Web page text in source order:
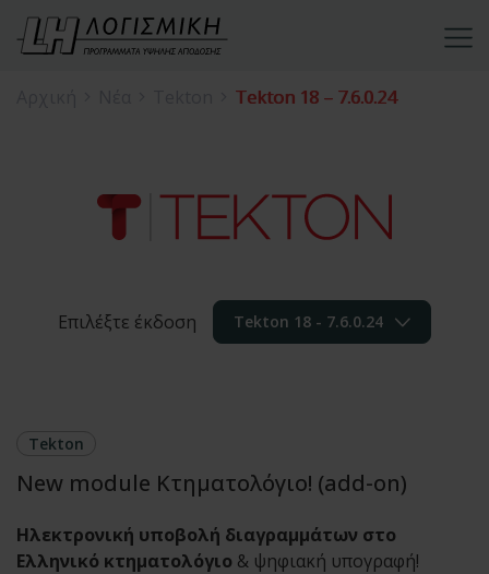
Tekton 18 – 7.6.0.24
Επιλέξτε έκδοση Tekton 18 - 7.6.0.24
Tekton
New module Κτηματολόγιο! (add-on)
Ηλεκτρονική υποβολή διαγραμμάτων στο
Ελληνικό κτηματολόγιο & ψηφιακή υπογραφή!